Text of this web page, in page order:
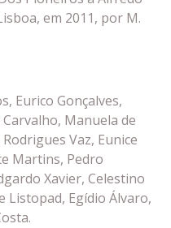
em 2011, por M.
Eurico Gonçalves,
Manuela de
Vaz, Eunice
Martins, Pedro
Xavier, Celestino
Listopad, Egídio Álvaro,